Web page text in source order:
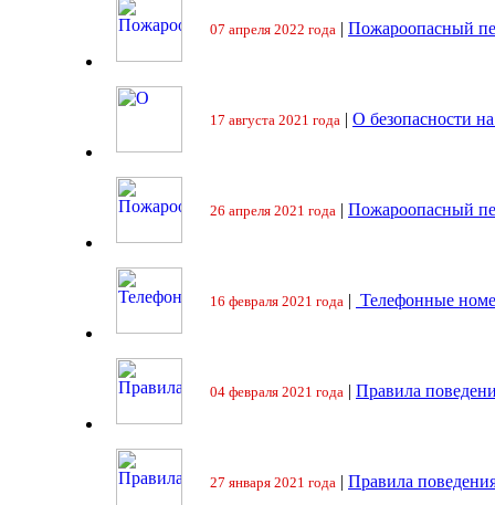
07 апреля 2022 года | Пожароопасный
17 августа 2021 года | О безопасности
26 апреля 2021 года | Пожароопасный
16 февраля 2021 года | Телефонные
04 февраля 2021 года | Правила
27 января 2021 года | Правила